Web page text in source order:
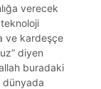
verecek
ve kardeşçe
diyen
buradaki
dünyada